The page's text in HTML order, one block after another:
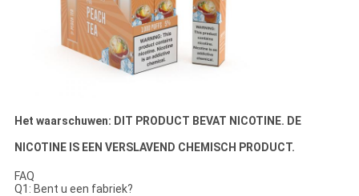
Het waarschuwen: DIT PRODUCT BEVAT NICOTINE. DE
NICOTINE IS EEN VERSLAVEND CHEMISCH PRODUCT.
FAQ
Q1: Bent u een fabriek?